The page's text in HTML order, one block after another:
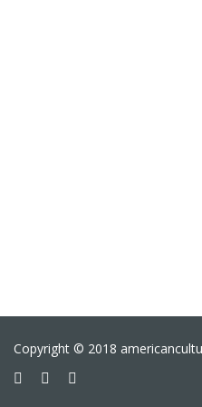
Copyright © 2018